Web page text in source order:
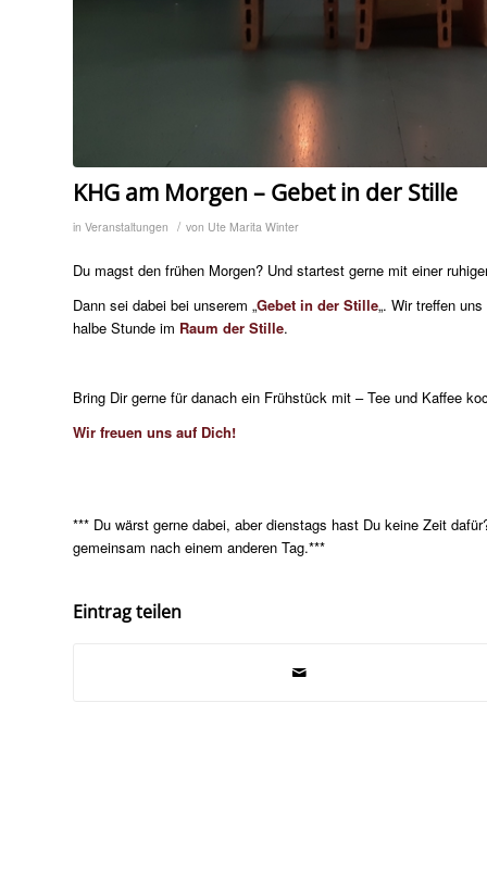
KHG am Morgen – Gebet in der Stille
in Veranstaltungen / von Ute Marita Winter
Du magst den frühen Morgen? Und startest gerne mit einer
Dann sei dabei bei unserem „Gebet in der Stille„. Wir treffen
halbe Stunde im Raum der Stille.
Bring Dir gerne für danach ein Frühstück mit – Tee und Kaffee
Wir freuen uns auf Dich!
*** Du wärst gerne dabei, aber dienstags hast Du keine Zeit
gemeinsam nach einem anderen Tag.***
Eintrag teilen